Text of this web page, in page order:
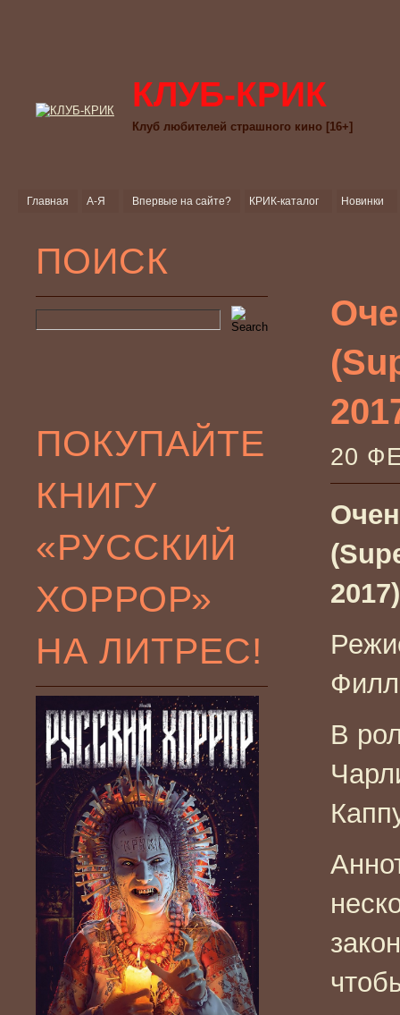
КЛУБ-КРИК
Клуб любителей страшного кино [16+]
Главная А-Я Впервые на сайте? КРИК-каталог Новинки
ПОИСК
ПОКУПАЙТЕ
КНИГУ
«РУССКИЙ
ХОРРОР»
НА ЛИТРЕС!
20
2017)
В